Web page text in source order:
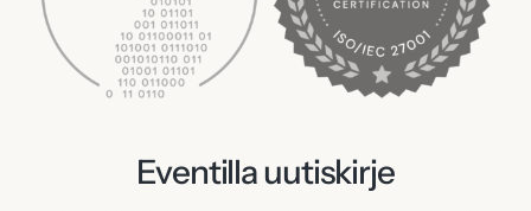
Eventilla uutiskirje